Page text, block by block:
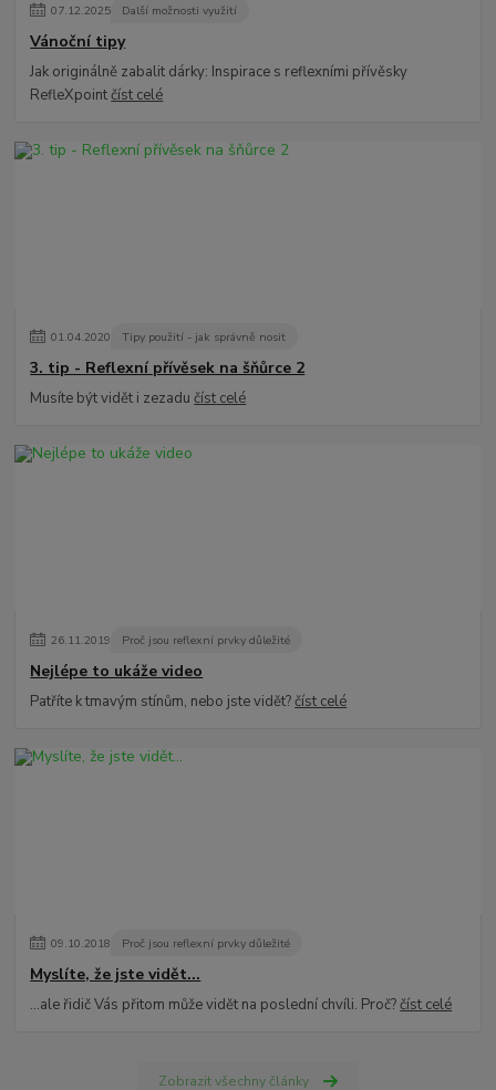
07.12.2025 Další možnosti využití
Vánoční tipy
Jak originálně zabalit dárky: Inspirace s reflexními přívěsky
RefleXpointčíst celé
01.04.2020 Tipy použití - jak správně nosit
3. tip - Reflexní přívěsek na šňůrce 2
Musíte být vidět i zezadučíst celé
26.11.2019 Proč jsou reflexní prvky důležité
Nejlépe to ukáže video
Patříte k tmavým stínům, nebo jste vidět?číst celé
09.10.2018 Proč jsou reflexní prvky důležité
Myslíte, že jste vidět...
...ale řidič Vás přitom může vidět na poslední chvíli. Proč?číst celé
Zobrazit všechny články